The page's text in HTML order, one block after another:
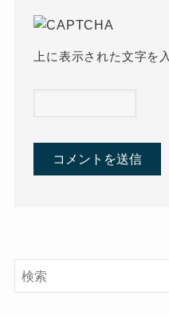
上に表示された文字を